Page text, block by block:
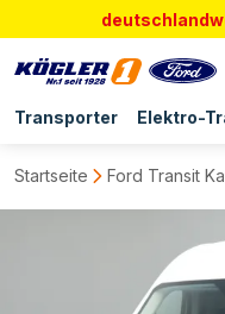
Transporter Elektro-
Startseite Ford Transit